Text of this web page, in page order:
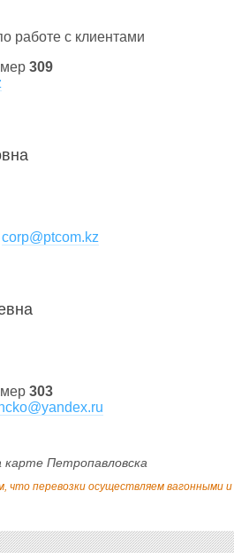
работе с клиентами
309
corp@ptcom.kz
303
Петропавловска
перевозки осуществляем вагонными и